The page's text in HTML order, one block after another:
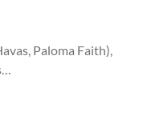
Paloma Faith),